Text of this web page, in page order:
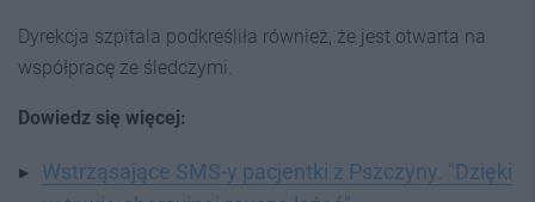
Dyrekcja szpitala podkreśliła również, że jest otwarta na
współpracę ze śledczymi.
Dowiedz się więcej:
Wstrząsające SMS-y pacjentki z Pszczyny. "Dzięki